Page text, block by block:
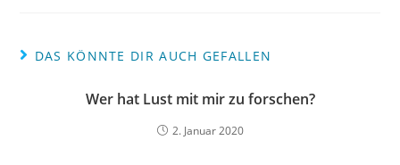
DAS KÖNNTE DIR AUCH GEFALLEN
Wer hat Lust mit mir zu forschen?
2. Januar 2020